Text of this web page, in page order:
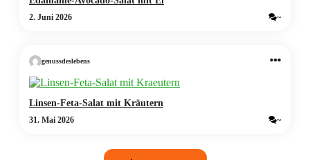
2. Juni 2026 ~
genussdeslebens
Linsen-Feta-Salat mit Kräutern
31. Mai 2026 ~